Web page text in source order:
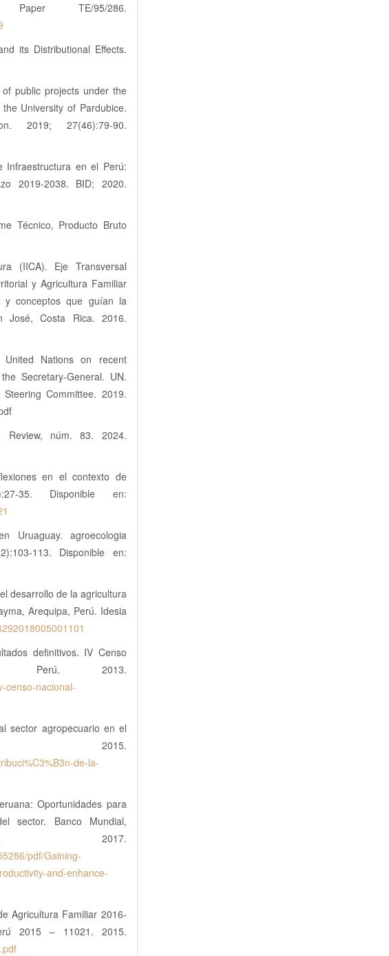
TE/95/286.
its Distributional Effects.
public projects under the
University of Pardubice.
2019; 27(46):79-90.
Infraestructura en el Perú:
2019-2038. BID; 2020.
Técnico, Producto Bruto
(IICA). Eje Transversal
y Agricultura Familiar
y conceptos que guían la
José, Costa Rica. 2016.
Nations on recent
Secretary-General. UN.
Committee. 2019.
Review, núm. 83. 2024.
en el contexto de
35. Disponible en:
Uruaguay. agroecologia
113. Disponible en:
desarrollo de la agricultura
Arequipa, Perú. Idesia
definitivos. IV Censo
Perú. 2013.
censo-nacional-
sector agropecuario en el
2015.
de-la-
Oportunidades para
sector. Banco Mundial,
2017.
pdf/Gaining-
and-enhance-
Agricultura Familiar 2016-
2015 – 11021. 2015.